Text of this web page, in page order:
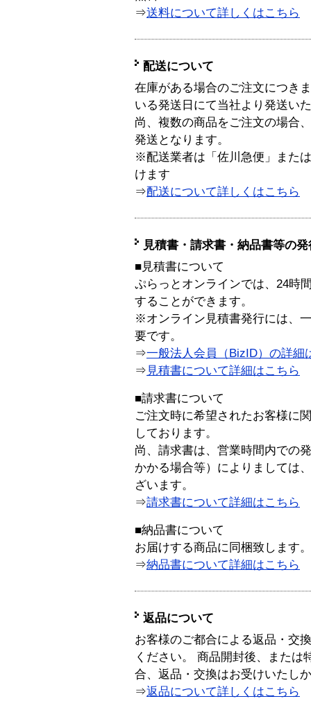
⇒送料について詳しくはこちら
配送について
在庫がある場合のご注文につき
いる発送日にて当社より発送い
尚、複数の商品をご注文の場合
発送となります。
※配送業者は「佐川急便」また
けます
⇒配送について詳しくはこちら
見積書・請求書・納品書等の
■見積書について
ぷらっとオンラインでは、24時
することができます。
※オンライン見積書発行には、
要です。
⇒一般法人会員（BizID）の詳細
⇒ 見積書について詳細はこちら
■請求書について
ご注文時に希望されたお客様に
しております。
尚、請求書は、営業時間内での
かかる場合等）によりましては
ざいます。
⇒請求書について詳細はこちら
■納品書について
お届けする商品に同梱致します。
⇒納品書について詳細はこちら
返品について
お客様のご都合による返品・交
ください。 商品開封後、または
合、返品・交換はお受けいたし
⇒返品について詳しくはこちら